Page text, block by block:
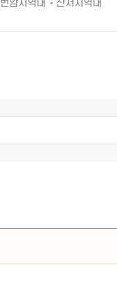
번암지역대 산서지역대